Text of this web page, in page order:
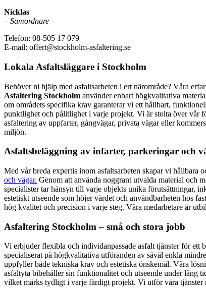
Nicklas
– Samordnare
Telefon: 08-505 17 079
E-mail: offert@stockholm-asfaltering.se
Lokala Asfaltsläggare i Stockholm
Behöver ni hjälp med asfaltsarbeten i ert närområde? Våra
Asfaltering Stockholm använder enbart högkvalitativa
om områdets specifika krav garanterar vi ett hållbart,
punktlighet och pålitlighet i varje projekt. Vi är stolta över vår
asfaltering av uppfarter, gångvägar, privata vägar eller
miljön.
Asfaltsbeläggning av infarter, parkeringar och
Med vår breda expertis inom asfaltsarbeten skapar vi hållbara
och vägar. Genom att använda noggrant utvalda material och
specialister tar hänsyn till varje objekts unika förutsättningar,
estetiskt utseende som höjer värdet och användbarheten hos
hög kvalitet och precision i varje steg. Våra medarbetare är
Asfaltering Stockholm – små och stora jobb
Vi erbjuder flexibla och individanpassade asfalt tjänster för
specialiserat på högkvalitativa utföranden av såväl enkla
uppfyller både tekniska krav och estetiska önskemål. Våra
asfaltyta bibehåller sin funktionalitet och utseende under lång
vilket märks tydligt i varje färdigt projekt. Vi utför våra tjänster